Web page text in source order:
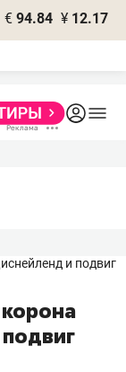
€ 94.84 ¥ 12.17